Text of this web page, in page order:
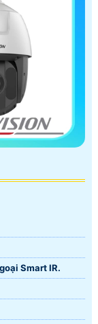
Smart IR.